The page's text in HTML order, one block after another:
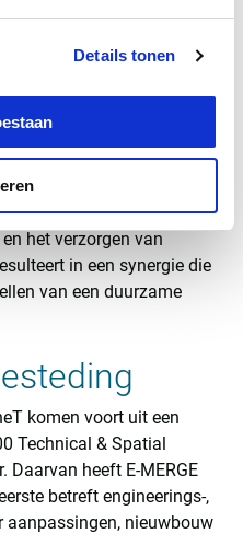
Details tonen
Tebodin Netherlands
op het gebied van
partners dit aan met onder
en complexe
het uitvoeren van
het verzorgen van
in een synergie die
van een duurzame
komen voort uit een
Technical & Spatial
Daarvan heeft E-MERGE
betreft engineerings-,
aanpassingen, nieuwbouw